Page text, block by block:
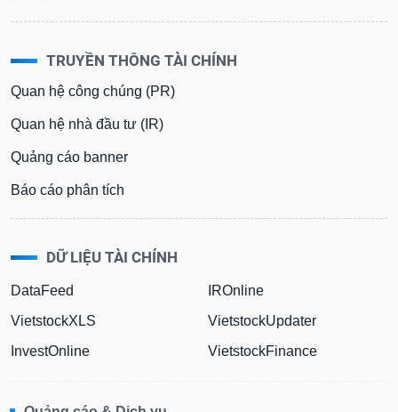
TRUYỀN THÔNG TÀI CHÍNH
Quan hệ công chúng (PR)
Quan hệ nhà đầu tư (IR)
Quảng cáo banner
Báo cáo phân tích
DỮ LIỆU TÀI CHÍNH
DataFeed
VietstockXLS
InvestOnline
IROnline
VietstockUpdater
VietstockFinance